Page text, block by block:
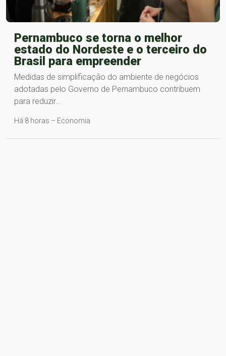
Pernambuco se torna o melhor
estado do Nordeste e o terceiro do
Brasil para empreender
Medidas de simplificação do ambiente de negócios
adotadas pelo Governo de Pernambuco contribuem
para reduzir…
Há 8 horas – Economia